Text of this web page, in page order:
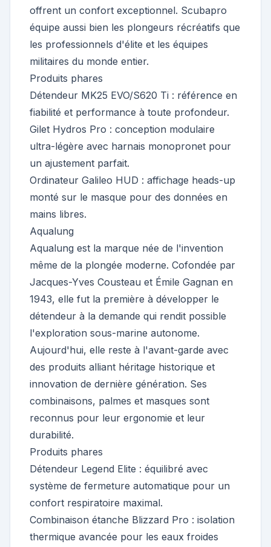
offrent un confort exceptionnel. Scubapro
équipe aussi bien les plongeurs récréatifs que
les professionnels d'élite et les équipes
militaires du monde entier.
Produits phares
Détendeur MK25 EVO/S620 Ti : référence en
fiabilité et performance à toute profondeur.
Gilet Hydros Pro : conception modulaire
ultra-légère avec harnais monopronet pour
un ajustement parfait.
Ordinateur Galileo HUD : affichage heads-up
monté sur le masque pour des données en
mains libres.
Aqualung
Aqualung est la marque née de l'invention
même de la plongée moderne. Cofondée par
Jacques-Yves Cousteau et Émile Gagnan en
1943, elle fut la première à développer le
détendeur à la demande qui rendit possible
l'exploration sous-marine autonome.
Aujourd'hui, elle reste à l'avant-garde avec
des produits alliant héritage historique et
innovation de dernière génération. Ses
combinaisons, palmes et masques sont
reconnus pour leur ergonomie et leur
durabilité.
Produits phares
Détendeur Legend Elite : équilibré avec
système de fermeture automatique pour un
confort respiratoire maximal.
Combinaison étanche Blizzard Pro : isolation
thermique avancée pour les eaux froides